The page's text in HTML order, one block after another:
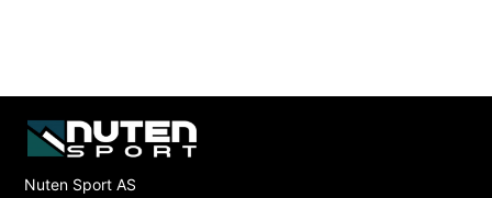
Nuten Sport AS